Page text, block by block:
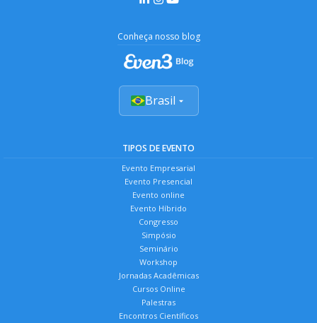
Conheça nosso blog
Brasil
TIPOS DE EVENTO
Evento Empresarial
Evento Presencial
Evento online
Evento Híbrido
Congresso
Simpósio
Seminário
Workshop
Jornadas Acadêmicas
Cursos Online
Palestras
Encontros Científicos